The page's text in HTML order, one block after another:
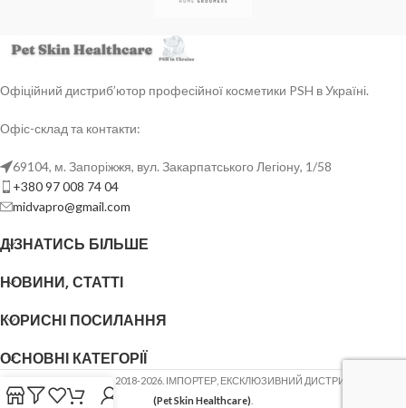
Офіційний дистриб’ютор професійної косметики PSH в Україні.
Офіс-склад та контакти:
69104, м. Запоріжжя, вул. Закарпатського Легіону, 1/58
+380 97 008 74 04
midvapro@gmail.com
ДІЗНАТИСЬ БІЛЬШЕ
НОВИНИ, СТАТТІ
КОРИСНІ ПОСИЛАННЯ
ОСНОВНІ КАТЕГОРІЇ
2018-2026. ІМПОРТЕР, ЕКСКЛЮЗИВНИЙ ДИСТРИБ'ЮТОР
(Pet Skin Healthcare)